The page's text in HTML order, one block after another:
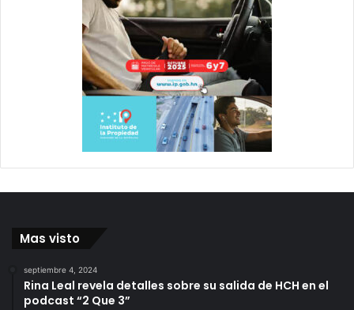
Mas visto
septiembre 4, 2024
Rina Leal revela detalles sobre su salida de HCH en el
podcast “2 Que 3”